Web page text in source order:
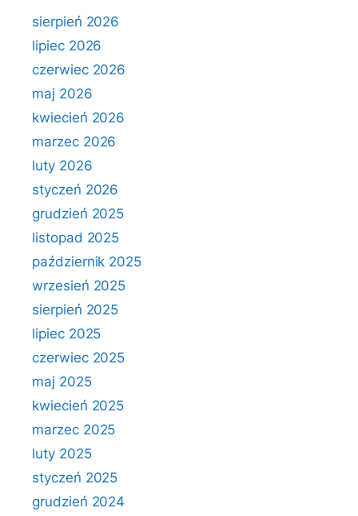
sierpień 2026
lipiec 2026
czerwiec 2026
maj 2026
kwiecień 2026
marzec 2026
luty 2026
styczeń 2026
grudzień 2025
listopad 2025
październik 2025
wrzesień 2025
sierpień 2025
lipiec 2025
czerwiec 2025
maj 2025
kwiecień 2025
marzec 2025
luty 2025
styczeń 2025
grudzień 2024